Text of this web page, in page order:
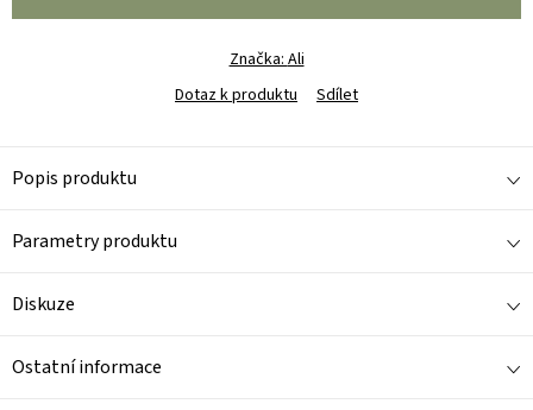
Značka: Ali
Dotaz k produktu
Sdílet
Popis produktu
Parametry produktu
Diskuze
Ostatní informace